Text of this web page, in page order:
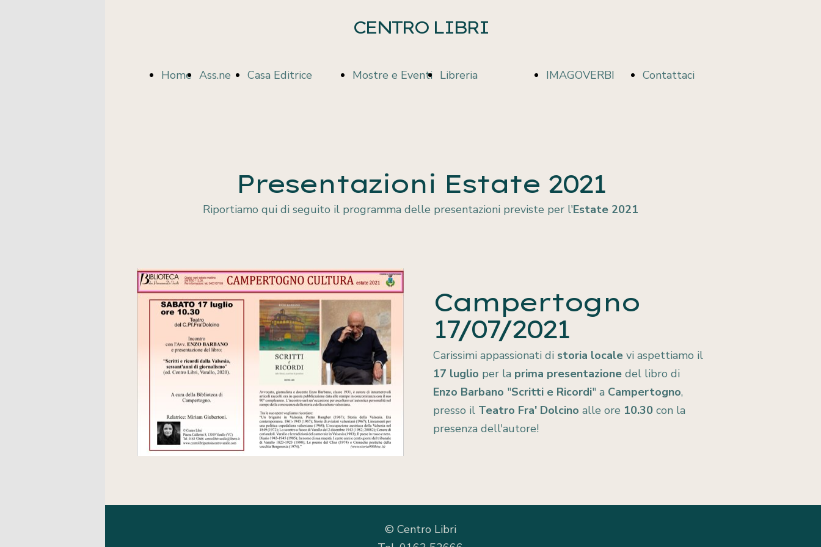
© Centro Libri
CENTRO LIBRI
Home Ass.ne Casa Editrice
Pubblicazioni
Mostre e Eventi
Illustri
Libreria
Proposte di
Presentazioni
IMAGOVERBI Contattaci
Presentazioni Estate 2021
Riportiamo qui di seguito il programma delle presentazioni previste per l'Estate 2021
Campertogno
17/07/2021
Carissimi appassionati di storia locale vi aspettiamo il
17 luglio per la prima presentazione del libro di
Enzo Barbano "Scritti e Ricordi" a Campertogno,
presso il Teatro Fra' Dolcino alle ore 10.30 con la
presenza dell'autore!